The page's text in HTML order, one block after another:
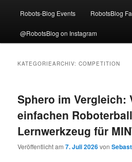
Robots-Blog Events RobotsBlog
@RobotsBlog on Instagram
KATEGORIEARCHIV:COMPETITION
Sphero im Vergleich:
einfachen
Lernwerkzeug für
Veröffentlicht am7. Juli 2026von